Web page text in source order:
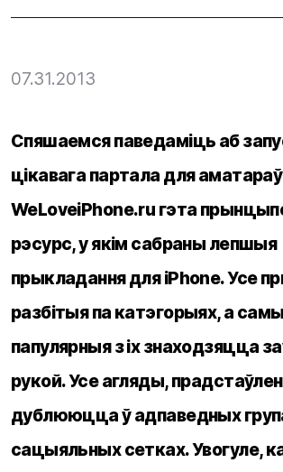
07.31.2013
Спяшаемся паведаміць аб
цікавага партала для
WeLoveiPhone.ru гэта
рэсурс, у якім сабраны лепшыя
прыкладання для iPhone. Усе
разбітыя па катэгорыях, а
папулярныя з іх знаходзяцца
рукой. Усе агляды,
дублююцца ў адпаведных
сацыяльных сетках. Увогуле,